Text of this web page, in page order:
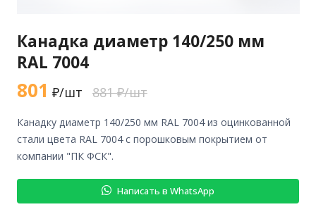
Канадка диаметр 140/250 мм
RAL 7004
801 ₽/шт 881 ₽/шт
канадку диаметр 140/250 мм RAL 7004 из оцинкованной
стали цвета RAL 7004 с порошковым покрытием от
компании "ПК ФСК".
Написать в WhatsApp